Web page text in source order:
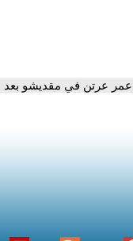
عرتن في مقديشو بعد